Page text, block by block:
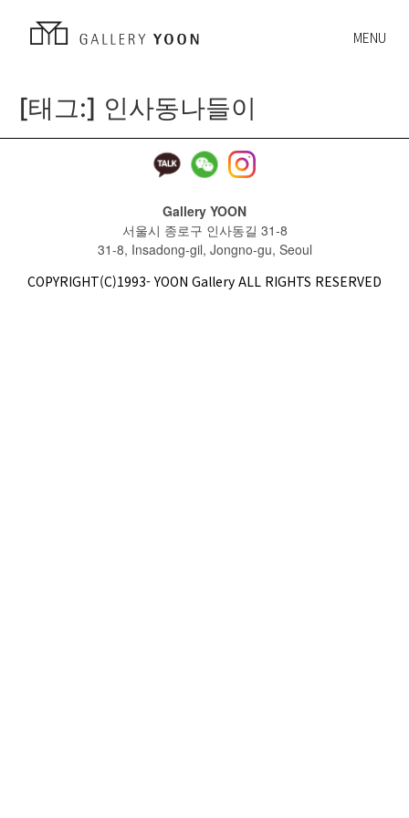
MENU
[태그:] 인사동나들이
Gallery YOON
서울시 종로구 인사동길 31-8
31-8, Insadong-gil, Jongno-gu, Seoul
COPYRIGHT(C)1993- YOON Gallery ALL RIGHTS RESERVED